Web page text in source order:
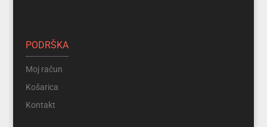
PODRŠKA
Moj račun
Košarica
Kontakt